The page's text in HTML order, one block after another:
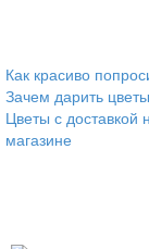
Как красиво
Зачем дарить цветы
Цветы с доставкой
магазине